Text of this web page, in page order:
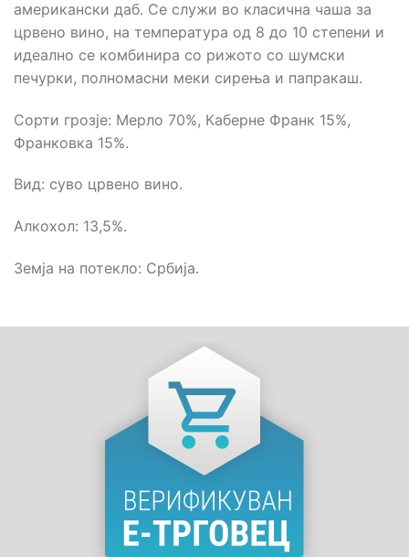
американски даб. Се служи во класична чаша за
црвено вино, на температура од 8 до 10 степени и
идеално се комбинира со рижото со шумски
печурки, полномасни меки сирења и папракаш.
Сорти грозје: Мерло 70%, Каберне Франк 15%,
Франковка 15%.
Вид: суво црвено вино.
Алкохол: 13,5%.
Земја на потекло: Србија.